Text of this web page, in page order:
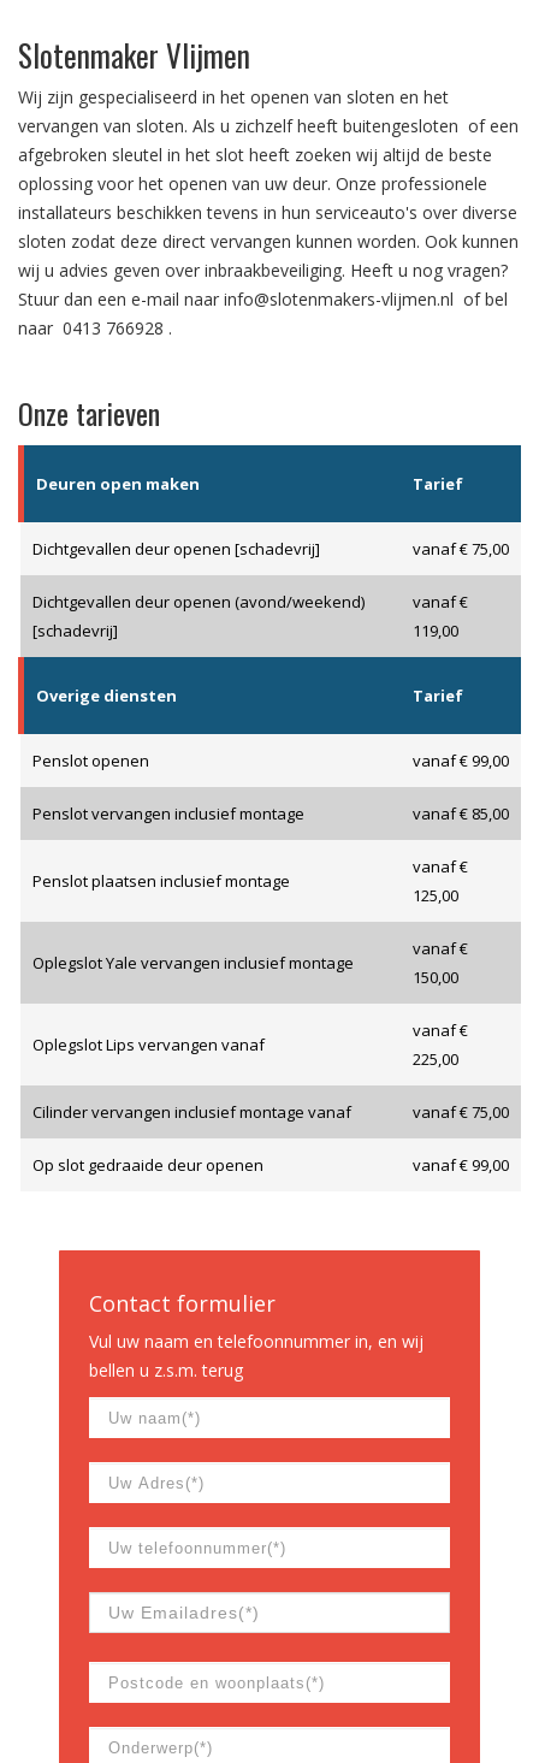
Slotenmaker Vlijmen
Wij zijn gespecialiseerd in het openen van sloten en het
vervangen van sloten. Als u zichzelf heeft buitengesloten of een
afgebroken sleutel in het slot heeft zoeken wij altijd de beste
oplossing voor het openen van uw deur. Onze professionele
installateurs beschikken tevens in hun serviceauto's over diverse
sloten zodat deze direct vervangen kunnen worden. Ook kunnen
wij u advies geven over inbraakbeveiliging. Heeft u nog vragen?
Stuur dan een e-mail naar info@slotenmakers-vlijmen.nl of bel
naar 0413 766928 .
Onze tarieven
Deuren open maken Tarief
Dichtgevallen deur openen [schadevrij] vanaf € 75,00
Dichtgevallen deur openen (avond/weekend)
[schadevrij]
vanaf €
119,00
Overige diensten Tarief
Penslot openen vanaf € 99,00
Penslot vervangen inclusief montage vanaf € 85,00
Penslot plaatsen inclusief montage
vanaf €
125,00
Oplegslot Yale vervangen inclusief montage
vanaf €
150,00
Oplegslot Lips vervangen vanaf
vanaf €
225,00
Cilinder vervangen inclusief montage vanaf vanaf € 75,00
Op slot gedraaide deur openen vanaf € 99,00
Contact formulier
Vul uw naam en telefoonnummer in, en wij
bellen u z.s.m. terug